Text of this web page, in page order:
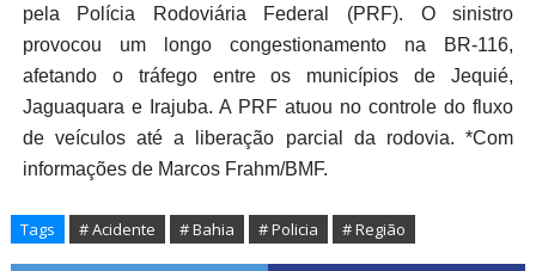
pela Polícia Rodoviária Federal (PRF). O sinistro
provocou um longo congestionamento na BR-116,
afetando o tráfego entre os municípios de Jequié,
Jaguaquara e Irajuba. A PRF atuou no controle do fluxo
de veículos até a liberação parcial da rodovia. *Com
informações de Marcos Frahm/BMF.
Tags # Acidente # Bahia # Policia # Região